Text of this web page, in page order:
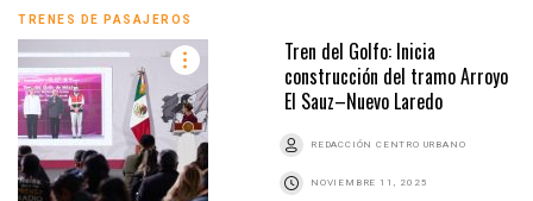
TRENES DE PASAJEROS
Tren del Golfo: Inicia
construcción del tramo Arroyo
El Sauz–Nuevo Laredo
REDACCIÓN CENTRO URBANO
NOVIEMBRE 11, 2025